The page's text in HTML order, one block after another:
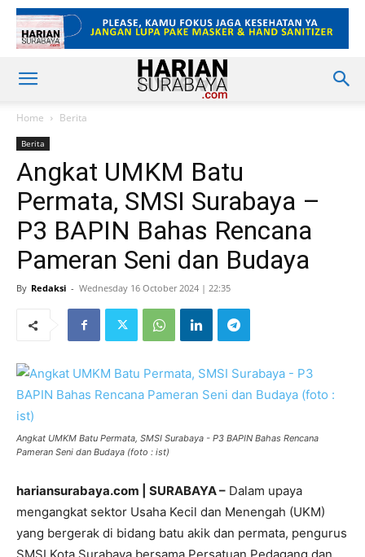
Home Berita
Berita
Angkat UMKM Batu
Permata, SMSI Surabaya –
P3 BAPIN Bahas Rencana
Pameran Seni dan Budaya
By Redaksi - Wednesday 16 October 2024 | 22:35
Angkat UMKM Batu Permata, SMSI Surabaya - P3 BAPIN Bahas Rencana
Pameran Seni dan Budaya (foto : ist)
hariansurabaya.com | SURABAYA – Dalam upaya
mengangkat sektor Usaha Kecil dan Menengah (UKM)
yang bergerak di bidang batu akik dan permata, pengurus